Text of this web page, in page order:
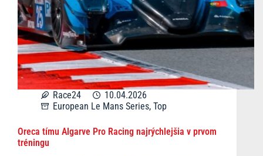
Race24
10.04.2026
European Le Mans Series, Top
Oreca tímu Algarve Pro Racing najrýchlejšia v prvom
tréningu